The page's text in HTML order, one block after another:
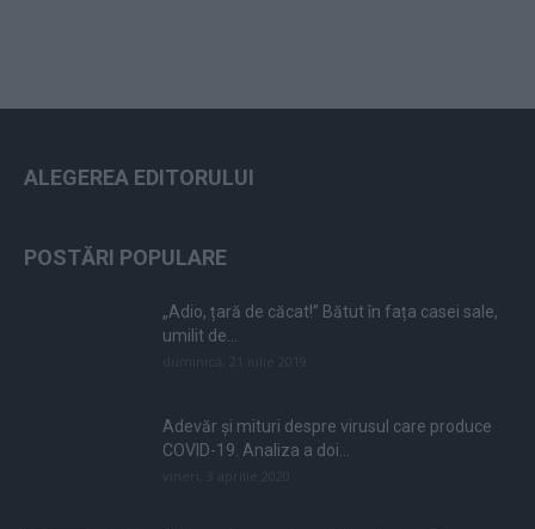
ALEGEREA EDITORULUI
POSTĂRI POPULARE
„Adio, țară de căcat!” Bătut în fața casei sale,
umilit de...
Adevăr și mituri despre virusul care produce
COVID-19. Analiza a doi...